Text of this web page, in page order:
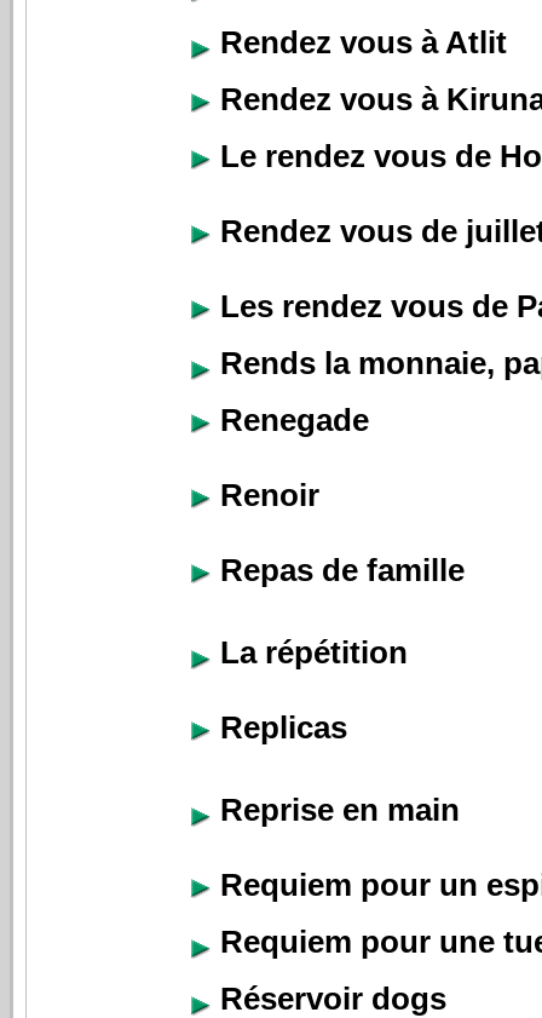
Rendez vous à Atlit
Rendez vous à
Le rendez vous de
Rendez vous de
Les rendez vous de
Rends la monnaie,
Renegade
Renoir
Repas de famille
La répétition
Replicas
Reprise en main
Requiem pour un
Requiem pour une
Réservoir dogs